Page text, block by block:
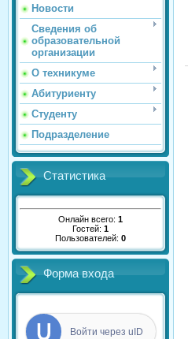
Новости
Сведения об
образовательной
организации
О техникуме
Абитуриенту
Студенту
Подразделение
Статистика
Онлайн всего: 1
Гостей: 1
Пользователей: 0
Форма входа
Войти через uID